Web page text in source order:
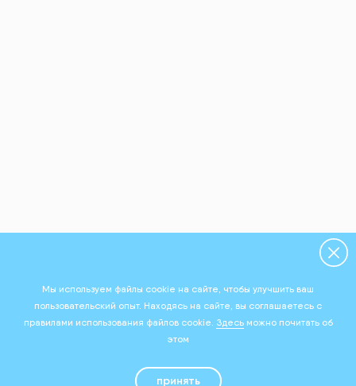
Мы используем файлы cookie на сайте, чтобы улучшить ваш
пользовательский опыт. Находясь на сайте, вы соглашаетесь с
правилами использования файлов cookie. Здесьможно почитать об
этом
принять